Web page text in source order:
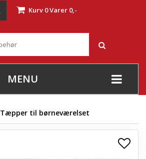
Kurv 0Varer 0,-
MENU
+
+
Tæpper til børneværelset